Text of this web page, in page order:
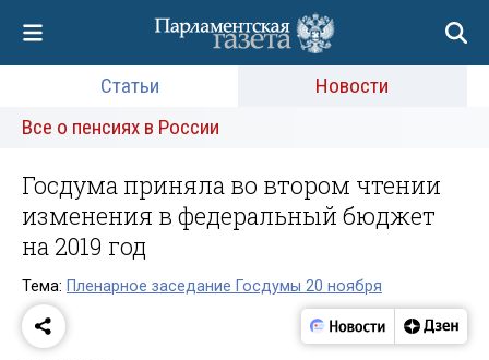
Статьи
Новости
Все о пенсиях в России
Госдума приняла во втором чтении
изменения в федеральный бюджет
на 2019 год
Тема: Пленарное заседание Госдумы 20 ноября